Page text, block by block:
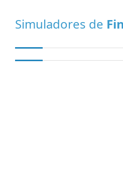
Simuladores de